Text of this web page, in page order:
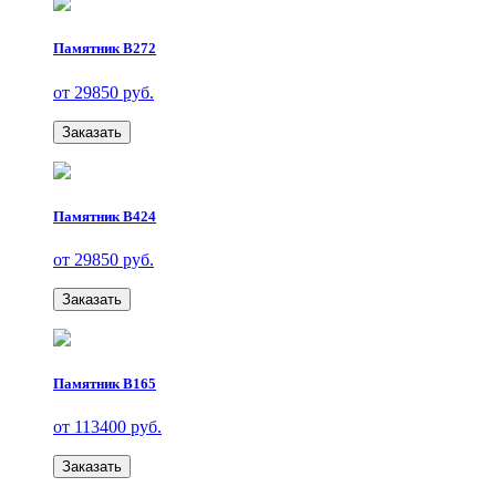
Памятник В272
от 29850 руб.
Заказать
Памятник В424
от 29850 руб.
Заказать
Памятник В165
от 113400 руб.
Заказать